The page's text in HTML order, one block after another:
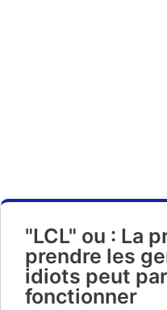
"LCL" ou : La
prendre les
idiots peut
fonctionner